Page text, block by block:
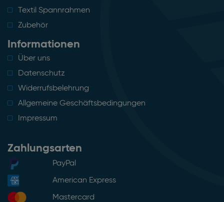
Textil Spannrahmen
Zubehör
Informationen
Über uns
Datenschutz
Widerrufsbelehrung
Allgemeine Geschäftsbedingungen
Impressum
Zahlungsarten
PayPal
American Express
Mastercard